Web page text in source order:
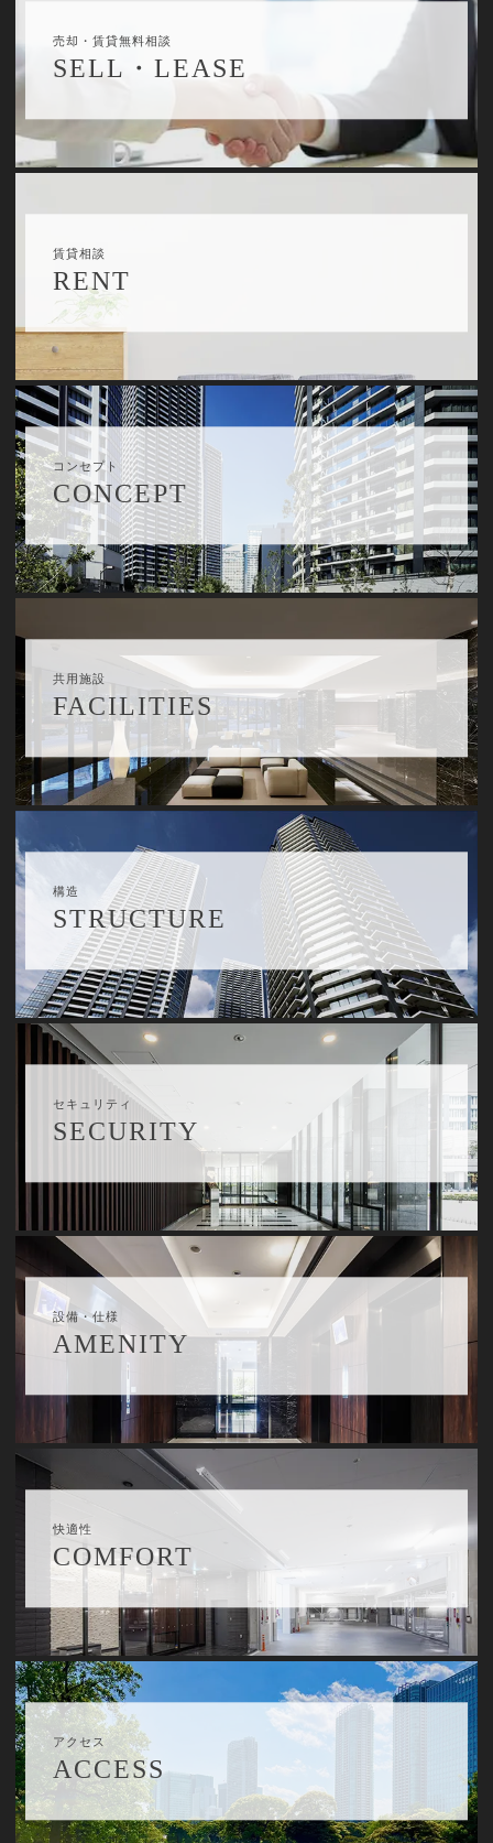
売却・賃貸無料相談
SELL・LEASE
賃貸相談
RENT
コンセプト
CONCEPT
共用施設
FACILITIES
構造
STRUCTURE
セキュリティ
SECURITY
設備・仕様
AMENITY
快適性
COMFORT
アクセス
ACCESS